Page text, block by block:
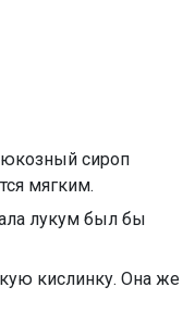
сироп
мягким.
лукум был бы
кислинку. Она же